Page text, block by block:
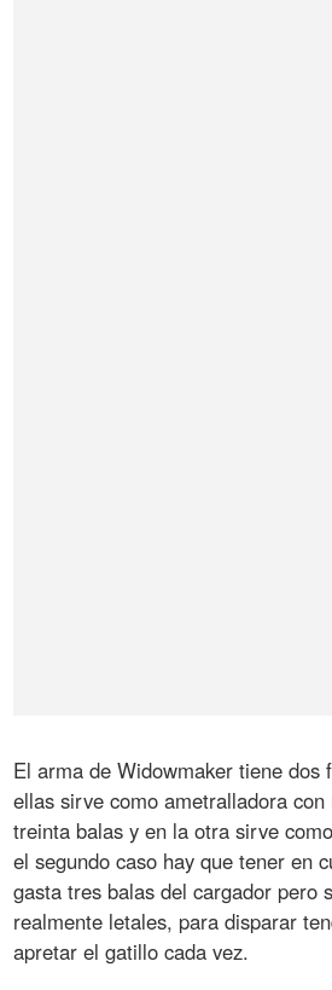
El arma de Widowmaker tiene dos
ellas sirve como ametralladora
treinta balas y en la otra sirve
el segundo caso hay que tener en
gasta tres balas del cargador pero
realmente letales, para disparar
apretar el gatillo cada vez.